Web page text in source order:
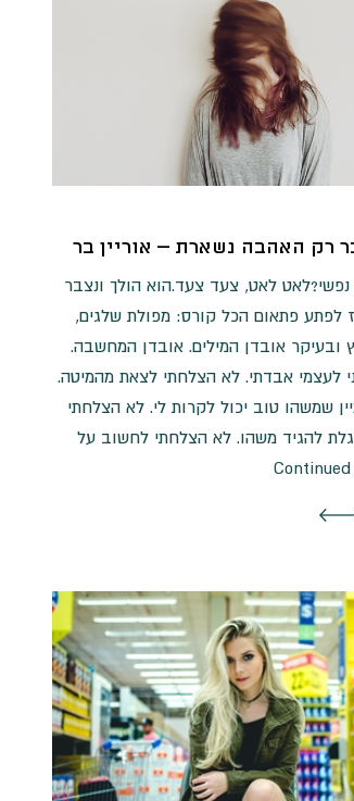
רק האהבה נשארת – אוריין בר
לאט, צעד צעד.הוא הולך ונצבר
לפתע פתאום הכל קורס: מפולת שלגים,
אובדן המילים. אובדן המחשבה.
לעצמי אבדתי. לא הצלחתי לצאת מהמיטה.
שמשהו טוב יכול לקרות לי. לא הצלחתי
להגיד משהו. לא הצלחתי לחשוב על
Continued